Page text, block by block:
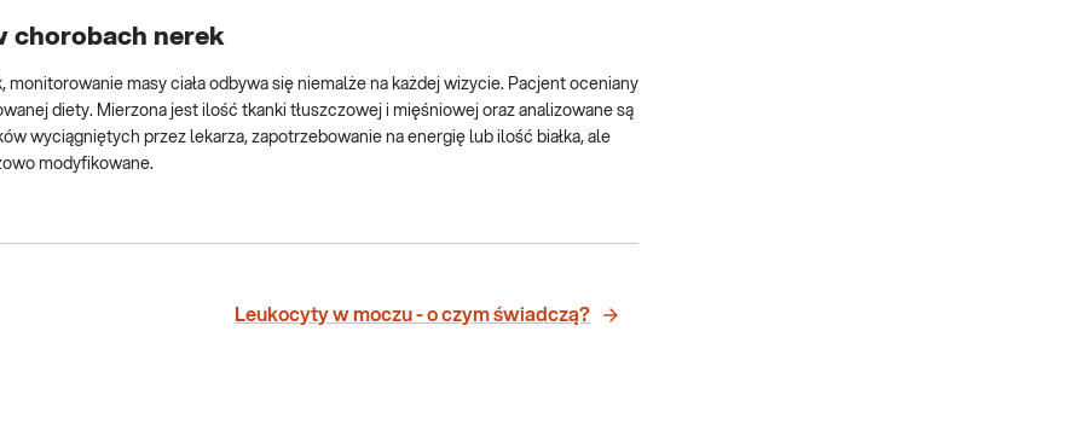
chorobach nerek
masy ciała odbywa się niemalże na każdej wizycie. Pacjent oceniany
diety. Mierzona jest ilość tkanki tłuszczowej i mięśniowej oraz analizowane są
wyciągniętych przez lekarza, zapotrzebowanie na energię lub ilość białka, ale
modyfikowane.
Leukocyty w moczu - o czym świadczą?